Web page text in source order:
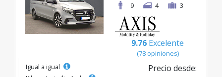
9
4 3
9.76 Excelente
(78 opiniones)
Igual a igual
Precio desde: